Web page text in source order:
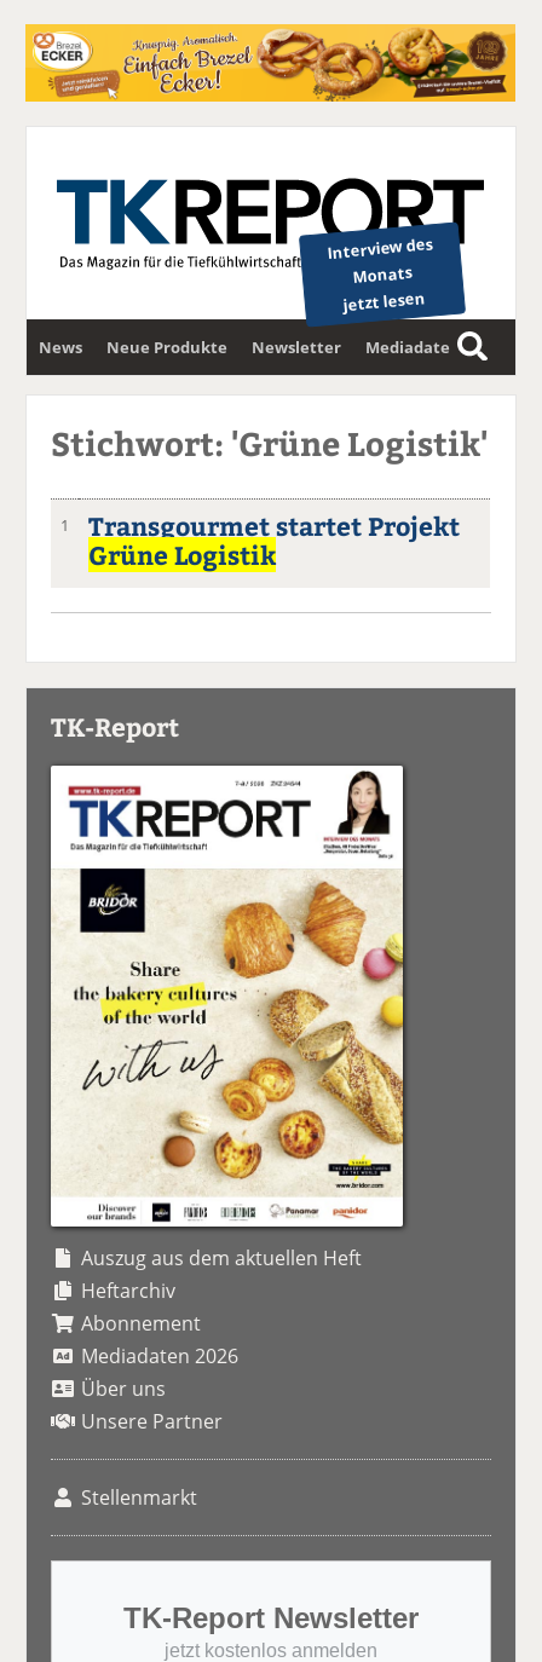
Interview des
Monats
jetzt lesen
News Neue Produkte Newsletter Mediadaten
S
u
c
h
Stichwort: 'Grüne Logistik'
1
Transgourmet startet Projekt
Grüne Logistik
TK-Report
Auszug aus dem aktuellen Heft
Heftarchiv
Abonnement
Mediadaten 2026
Über uns
Unsere Partner
Stellenmarkt
TK-Report Newsletter
jetzt kostenlos anmelden